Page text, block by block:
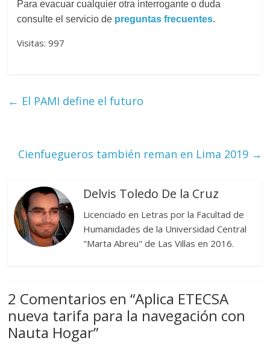
Para evacuar cualquier otra interrogante o duda
consulte el servicio de preguntas frecuentes.
Visitas: 997
← El PAMI define el futuro
Cienfuegueros también reman en Lima 2019 →
Delvis Toledo De la Cruz
Licenciado en Letras por la Facultad de
Humanidades de la Universidad Central
"Marta Abreu" de Las Villas en 2016.
2 Comentarios en “Aplica ETECSA
nueva tarifa para la navegación con
Nauta Hogar”